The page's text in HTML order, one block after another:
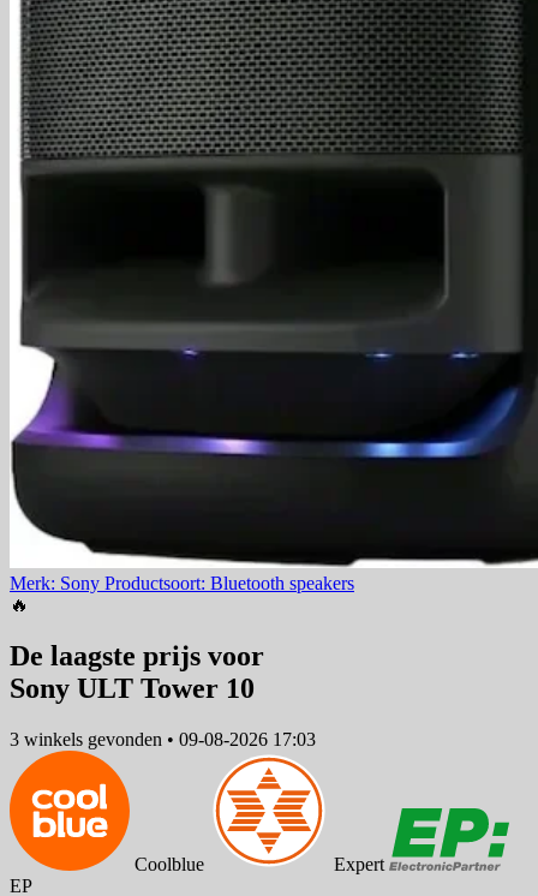
Merk: Sony Productsoort: Bluetooth speakers
🔥
De laagste prijs voor
Sony ULT Tower 10
3 winkels gevonden • 09-08-2026 17:03
Coolblue
Expert
EP